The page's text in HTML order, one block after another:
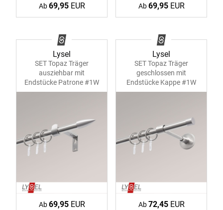
Ab69,95EUR Ab69,95EUR
Lysel
SET Topaz Träger
ausziehbar mit
Endstücke Patrone #1W
Ab69,95EUR
Lysel
SET Topaz Träger
geschlossen mit
Endstücke Kappe #1W
Ab72,45EUR